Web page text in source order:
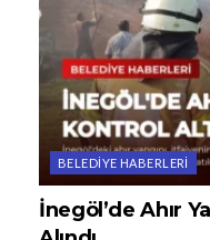
BELEDIYE HABERLERI
İnegöl’de Ahır